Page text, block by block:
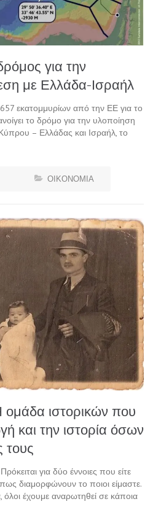
για την
με Ελλάδα-Ισραήλ
εκατομμυρίων από την ΕΕ για το
το δρόμο για την υλοποίηση
– Ελλάδας και Ισραήλ, το
ΟΙΚΟΝΟΜΙΑ
ιστορικών που
και την ιστορία όσων
τους
για δύο έννοιες που είτε
διαμορφώνουν το ποιοι είμαστε.
όλοι έχουμε αναρωτηθεί σε κάποια